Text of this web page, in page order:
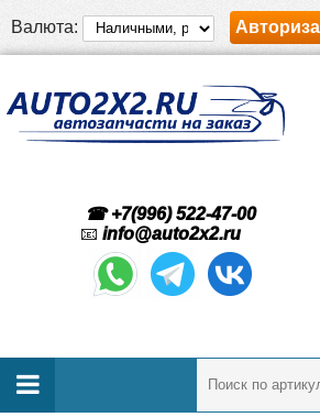
Валюта:
☎ +7(996) 522-47-00
📧 info@auto2x2.ru